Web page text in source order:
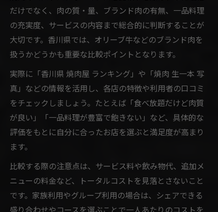
だけでなく、肉の質・量、ブランド肉の有無、一品料理
の充実度、サービスの内容まで総合的に判断することが
大切です。香川県では、オリーブ牛などのブランド肉を
扱うかどうかも重要な比較ポイントとなります。
実際に「香川県 焼肉屋 ランキング」や「焼肉 生一本 写
真」などの情報を活用し、各店の特徴や利用者の口コミ
をチェックしましょう。たとえば「食べ放題だけど肉質
が良い」「一品料理が豊富で飽きない」など、具体的な
評価をもとに自分に合ったお店を選ぶと満足度が高まり
ます。
比較する際の注意点は、サービス料や飲み物代、追加メ
ニューの料金など、トータルコストを見落とさないこと
です。家族利用やグループ利用の場合は、シェアできる
盛り合わせやコースを選ぶことで一人あたりのコストを